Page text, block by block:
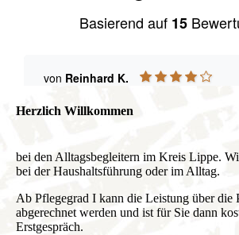
Herzlich Willkommen
bei den Alltagsbegleitern im Kreis Lippe.
bei der Haushaltsführung oder im Alltag.
Ab Pflegegrad I kann die Leistung über die
abgerechnet werden und ist für Sie dann
Erstgespräch.